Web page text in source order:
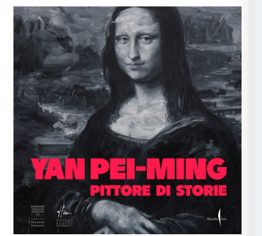
Avere cura. Arte, persone,
Pubblicazione collaterale
Marsilio Arte 2024
Scopri